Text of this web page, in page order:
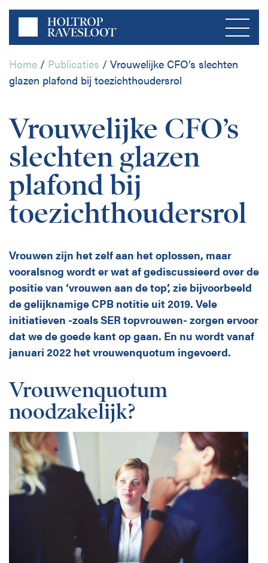
Home / Publicaties / Vrouwelijke CFO’s slechten
glazen plafond bij toezichthoudersrol
Menu
Home
Over ons
Bedrijfsleven
Publicaties
Publieke Sector
Contact
Disciplines
English
Holtrop Ravesloot
Prof. W.H. Keesomlaan 1
1183 DJ Amstelveen
+ 31 (0)20 647 0201
Vrouwelijke CFO’s
slechten glazen
plafond bij
toezichthoudersrol
Vrouwen zijn het zelf aan het oplossen, maar
vooralsnog wordt er wat af gediscussieerd over de
positie van ‘vrouwen aan de top’, zie bijvoorbeeld
de gelijknamige CPB notitie uit 2019. Vele
initiatieven -zoals SER topvrouwen- zorgen ervoor
dat we de goede kant op gaan. En nu wordt vanaf
januari 2022 het vrouwenquotum ingevoerd.
Vrouwenquotum
noodzakelijk?